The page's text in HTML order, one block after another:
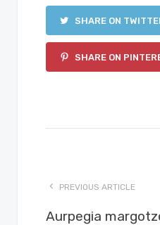
SHARE ON
SHARE ON
PREVIOUS ARTICLE
Aurpegia